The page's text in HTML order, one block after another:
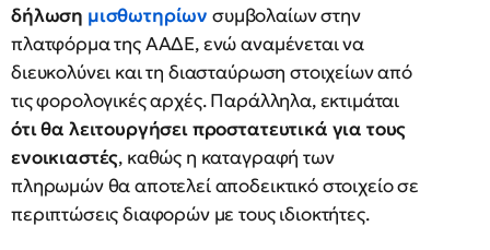
δήλωση μισθωτηρίων συμβολαίων στην
πλατφόρμα της ΑΑΔΕ, ενώ αναμένεται να
διευκολύνει και τη διασταύρωση στοιχείων από
τις φορολογικές αρχές. Παράλληλα, εκτιμάται
ότι θα λειτουργήσει προστατευτικά για τους
ενοικιαστές, καθώς η καταγραφή των
πληρωμών θα αποτελεί αποδεικτικό στοιχείο σε
περιπτώσεις διαφορών με τους ιδιοκτήτες.